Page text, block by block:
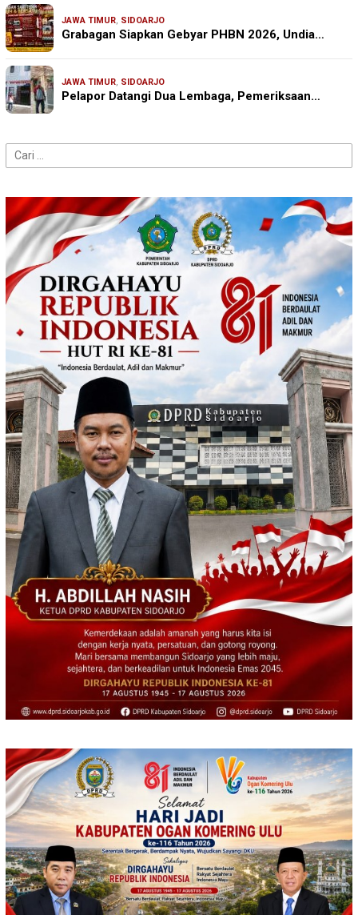
JAWA TIMUR, SIDOARJO
Grabagan Siapkan Gebyar PHBN 2026, Undia…
JAWA TIMUR, SIDOARJO
Pelapor Datangi Dua Lembaga, Pemeriksaan…
Cari
untuk: